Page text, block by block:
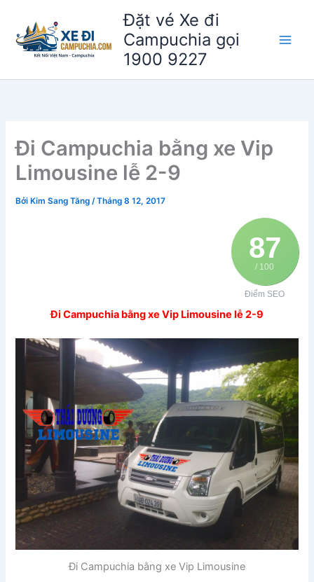
Đặt vé Xe đi
Campuchia gọi
1900 9227
Đi Campuchia bằng xe Vip
Limousine lễ 2-9
Bởi Kim Sang Tăng/Tháng 8 12, 2017
87
/ 100
Điểm SEO
Đi Campuchia bằng xe Vip Limousine lễ 2-9
Đi Campuchia bằng xe Vip Limousine